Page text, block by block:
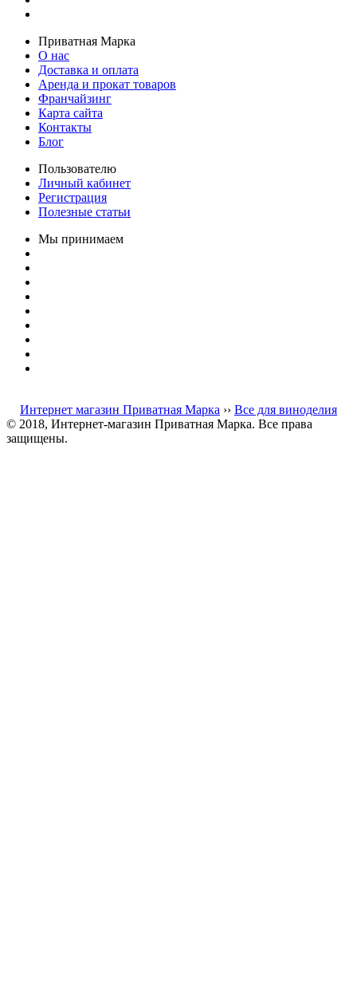
Приватная Марка
О нас
Доставка и оплата
Аренда и прокат товаров
Франчайзинг
Карта сайта
Контакты
Блог
Пользователю
Личный кабинет
Регистрация
Полезные статьи
Мы принимаем
Интернет магазин Приватная Марка ›› Все для виноделия
© 2018, Интернет-магазин Приватная Марка. Все права
защищены.